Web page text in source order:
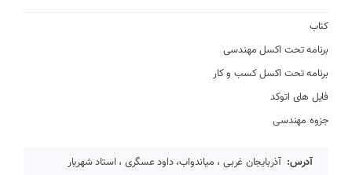
کتاب
برنامه تحت اکسل مهندسی
برنامه تحت اکسل کسب و کار
فایل های اتوکد
جزوه مهندسی
آدرس: آذربایجان غربی ، میاندواب، داود عسگری ، استاد شهریار